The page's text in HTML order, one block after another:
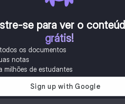
se para ver o
grátis!
os documentos
notas
milhões de estudantes